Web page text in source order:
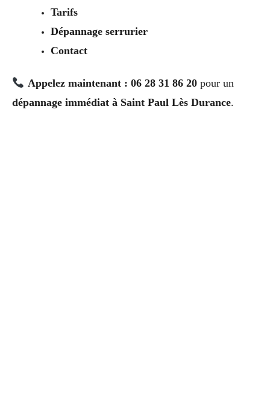
Tarifs
Dépannage serrurier
Contact
Appelez maintenant : 06 28 31 86 20pour un
dépannage immédiat à Saint Paul Lès Durance.